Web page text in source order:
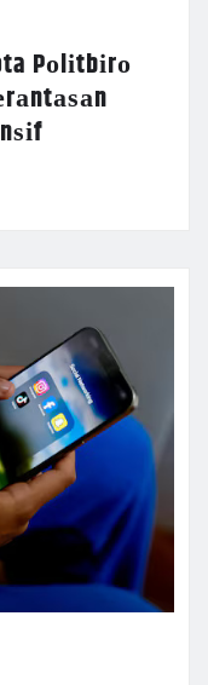
Pоlіtbіrо